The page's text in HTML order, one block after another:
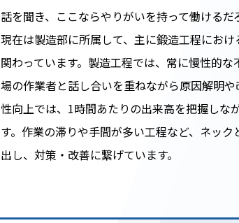
話を聞き、ここならやりがいを持って働けるだ
現在は製造部に所属して、主に鍛造工程にお
関わっています。製造工程では、常に慢性的
場の作業者と話し合いを重ねながら原因解明
性向上では、1時間あたりの出来高を把握しな
す。作業の滞りや手間が多い工程など、ネッ
出し、対策・改善に繋げています。